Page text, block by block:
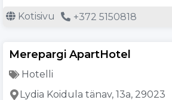
Kotisivu +372 5150818
Merepargi ApartHotel
Hotelli
Lydia Koidula tänav, 13a, 29023